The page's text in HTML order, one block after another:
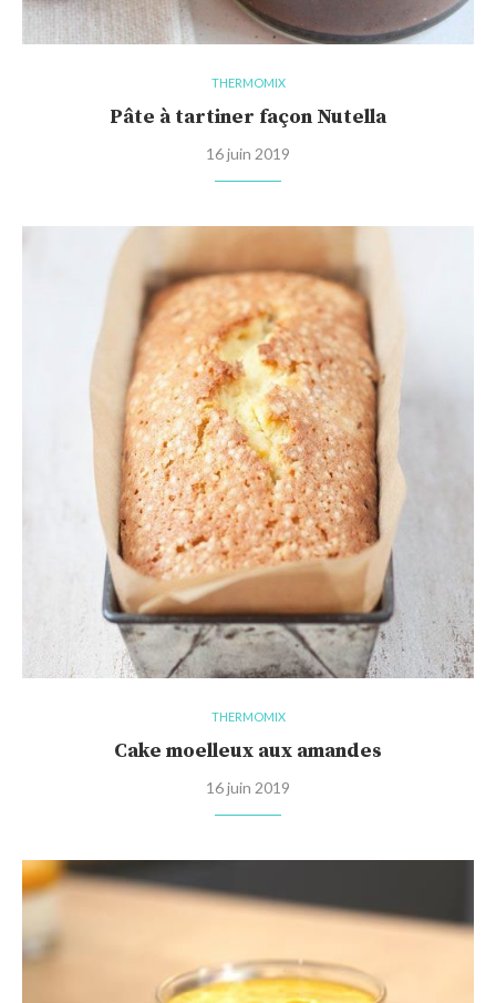
THERMOMIX
Pâte à tartiner façon Nutella
16 juin 2019
THERMOMIX
Cake moelleux aux amandes
16 juin 2019